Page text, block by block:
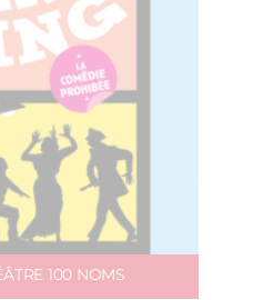
100 NOMS